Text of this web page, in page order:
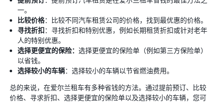
一。
比较价格：比较不同汽车租赁公司的价格，找到最优惠的价格。
寻找折扣：寻找折扣和特别优惠，例如长期租赁折扣或针对老年
人的特别优惠。
选择更便宜的保险： 选择更便宜的保险单（例如第三方保险单）
以省钱。
选择较小的车辆：选择较小的车辆以节省燃油费用。
总的来说，在爱尔兰租车有多种省钱的方法。通过提前预订、比较
价格、寻求折扣、选择更便宜的保险单以及选择较小的车辆，您可